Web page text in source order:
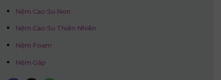
Nệm Cao Su Non
Nệm Cao Su Thiên Nhiên
Nệm Foam
Nệm Gấp